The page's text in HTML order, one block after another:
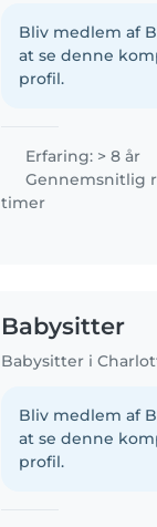
Bliv medlem af
at se denne
profil.
Erfaring: > 8 år
Gennemsnitlig
timer
Babysitter
Babysitter i
Bliv medlem af
at se denne
profil.